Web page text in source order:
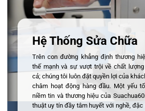
Hệ Thống Sửa Chữa
Trên con đường khẳng định thương
thế mạnh và sự vượt trội về chất
cả; chúng tôi luôn đặt quyền lợi của
châm hoạt động hàng đầu. Một yếu
niềm tin và thương hiệu của
thuật uy tín đầy tâm huyết với nghề,